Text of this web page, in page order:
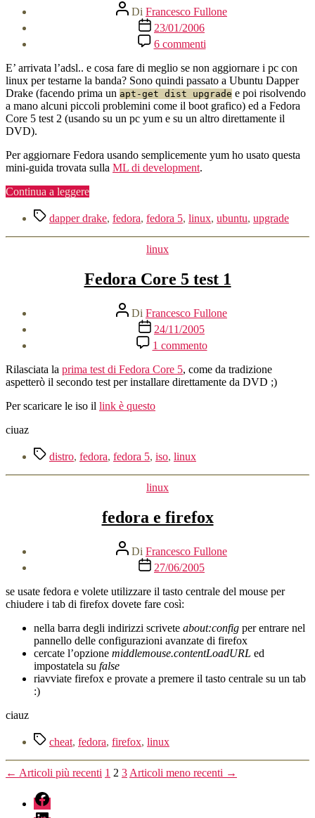
Autore
articolo
Di Francesco Fullone
Data
dell'articolo
23/01/2006
6 commentisu
Aggiornare
Fedora
Core
4
alla
5
E’ arrivata l’adsl.. e cosa fare di meglio se non aggiornare i pc con
linux per testarne la banda? Sono quindi passato a Ubuntu Dapper
Drake (facendo prima un apt-get dist upgrade e poi risolvendo
a mano alcuni piccoli problemini come il boot grafico) ed a Fedora
Core 5 test 2 (usando su un pc yum e su un altro direttamente il
DVD).
Per aggiornare Fedora usando semplicemente yum ho usato questa
mini-guida trovata sulla ML di development.
Continua a leggere“Aggiornare
Core
alla
2”
Tag dapper drake, fedora, fedora 5, linux, ubuntu, upgrade
Categorie
linux
Fedora Core 5 test 1
Autore
articolo
Di Francesco Fullone
Data
dell'articolo
24/11/2005
1 commentosu
Fedora
Core
5
Rilasciata la prima test di Fedora Core 5, come da tradizione
aspetterò il secondo test per installare direttamente da DVD ;)
Per scaricare le iso il link è questo
ciuaz
Tag distro, fedora, fedora 5, iso, linux
Categorie
linux
fedora e firefox
Autore
articolo
Di Francesco Fullone
Data
dell'articolo
27/06/2005
se usate fedora e volete utilizzare il tasto centrale del mouse per
chiudere i tab di firefox dovete fare così:
nella barra degli indirizzi scrivete about:config per entrare nel
pannello delle configurazioni avanzate di firefox
cercate l’opzione middlemouse.contentLoadURL ed
impostatela su false
riavviate firefox e provate a premere il tasto centrale su un tab
:)
ciauz
Tag cheat, fedora, firefox, linux
Paginazione
degli
articoli
← Articoli più recenti 1 2 3 Articoli meno recenti →
fb
linkedin